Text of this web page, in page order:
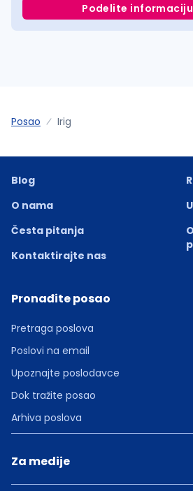
Podelite
Posao Irig
Blog
O nama
Česta pitanja
Kontaktirajte nas
Pronađite posao
Pretraga poslova
Poslovi na email
Upoznajte poslodavce
Dok tražite posao
Arhiva poslova
Za medije